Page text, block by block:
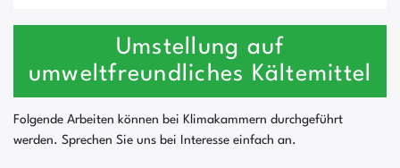
Umstellung auf
umweltfreundliches Kältemittel
Folgende Arbeiten können bei Klimakammern durchgeführt
werden. Sprechen Sie uns bei Interesse einfach an.